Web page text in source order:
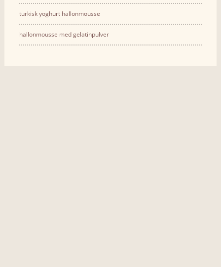
turkisk yoghurt hallonmousse
hallonmousse med gelatinpulver